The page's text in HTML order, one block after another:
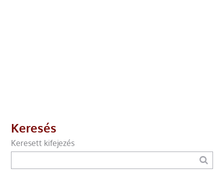
Keresés
Keresett kifejezés